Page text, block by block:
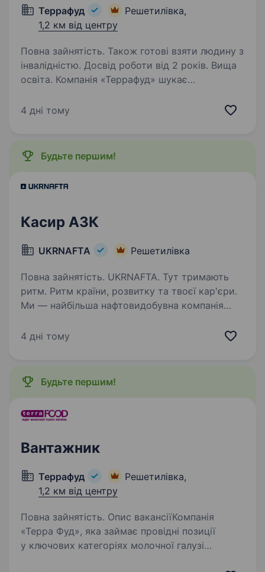
Террафуд
Решетилівка,
1,2 км від центру
Повна зайнятість. Також готові взяти людину з
інвалідністю. Досвід роботи від 2 років. Вища
освіта. Компанія «Террафуд» шукає
на посаду «Технолог харчової промисловості».
промисловості (виробництво плавленого…
4 дні тому
Будьте першим!
Касир АЗК
UKRNAFTA Решетилівка
Повна зайнятість. UKRNAFTA. Тут тримають
ритм. Ритм країни, розвитку та твоєї кар'єри.
Ми — найбільша нафтовидобувна компанія
майже 700 сучасних автозаправних
4 дні тому
Будьте першим!
Вантажник
Террафуд
Решетилівка,
1,2 км від центру
Повна зайнятість. Опис вакансіїКомпанія
«Терра Фуд», яка займає провідні позиції
у ключових категоріях молочної галузі